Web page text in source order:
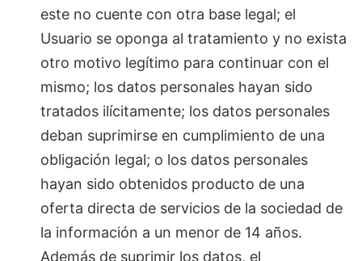
este no cuente con otra base legal; el
Usuario se oponga al tratamiento y no exista
otro motivo legítimo para continuar con el
mismo; los datos personales hayan sido
tratados ilícitamente; los datos personales
deban suprimirse en cumplimiento de una
obligación legal; o los datos personales
hayan sido obtenidos producto de una
oferta directa de servicios de la sociedad de
la información a un menor de 14 años.
Además de suprimir los datos, el